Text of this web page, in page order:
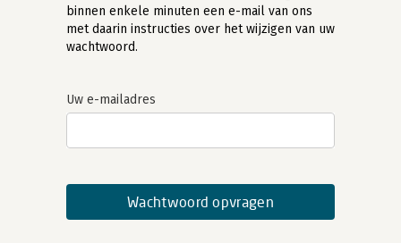
binnen enkele minuten een e-mail van ons
met daarin instructies over het wijzigen van uw
wachtwoord.
Uw e-mailadres